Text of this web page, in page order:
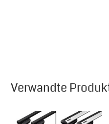
Verwandte